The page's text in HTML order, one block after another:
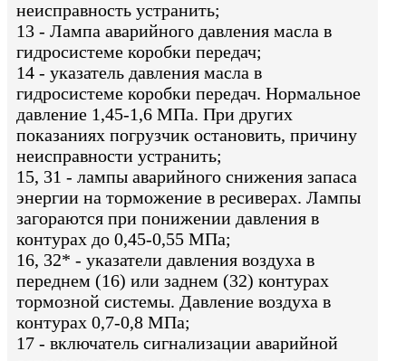
неисправность устранить;
13 - Лампа аварийного давления масла в
гидросистеме коробки передач;
14 - указатель давления масла в
гидросистеме коробки передач. Нормальное
давление 1,45-1,6 МПа. При других
показаниях погрузчик остановить, причину
неисправности устранить;
15, 31 - лампы аварийного снижения запаса
энергии на торможение в ресиверах. Лампы
загораются при понижении давления в
контурах до 0,45-0,55 МПа;
16, 32* - указатели давления воздуха в
переднем (16) или заднем (32) контурах
тормозной системы. Давление воздуха в
контурах 0,7-0,8 МПа;
17 - включатель сигнализации аварийной